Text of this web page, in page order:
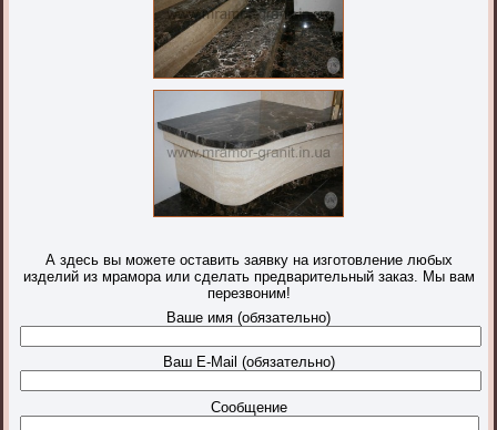
А здесь вы можете оставить заявку на изготовление любых
изделий из мрамора или сделать предварительный заказ. Мы вам
перезвоним!
Ваше имя (обязательно)
Ваш E-Mail (обязательно)
Сообщение